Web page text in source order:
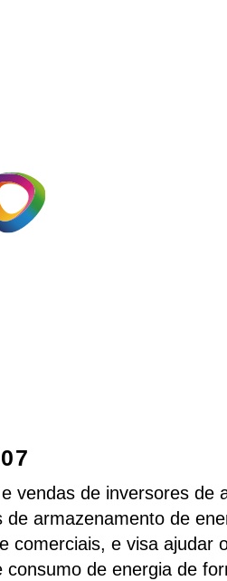
vendas de inversores de
armazenamento de
comerciais, e visa ajudar
de energia de